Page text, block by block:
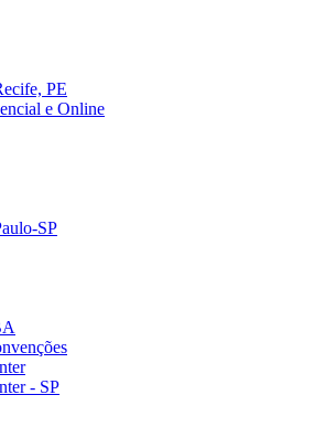
PE
e Online
SP
- SP